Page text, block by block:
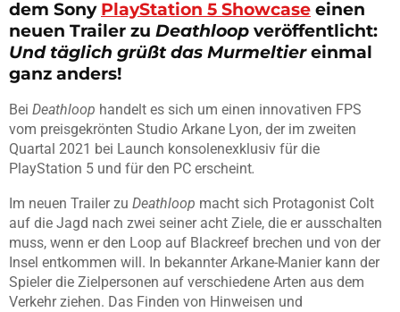
dem Sony PlayStation 5 Showcase einen
neuen Trailer zu Deathloop veröffentlicht:
Und täglich grüßt das Murmeltiereinmal
ganz anders!
Bei Deathloop handelt es sich um einen innovativen FPS
vom preisgekrönten Studio Arkane Lyon, der im zweiten
Quartal 2021 bei Launch konsolenexklusiv für die
PlayStation 5 und für den PC erscheint.
Im neuen Trailer zu Deathloop macht sich Protagonist Colt
auf die Jagd nach zwei seiner acht Ziele, die er ausschalten
muss, wenn er den Loop auf Blackreef brechen und von der
Insel entkommen will. In bekannter Arkane-Manier kann der
Spieler die Zielpersonen auf verschiedene Arten aus dem
Verkehr ziehen. Das Finden von Hinweisen und